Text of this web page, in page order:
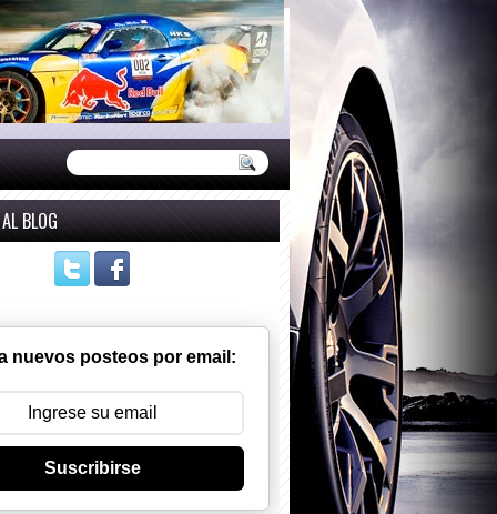
BLOG
nuevos posteos por email:
Suscribirse